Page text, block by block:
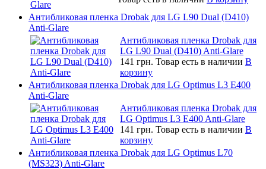
Антибликовая пленка Drobak для LG L90 Dual (D410)
Anti-Glare
Антибликовая пленка Drobak для
LG L90 Dual (D410) Anti-Glare
141 грн. Товар есть в наличии В
корзину
Антибликовая пленка Drobak для LG Optimus L3 E400
Anti-Glare
Антибликовая пленка Drobak для
LG Optimus L3 E400 Anti-Glare
141 грн. Товар есть в наличии В
корзину
Антибликовая пленка Drobak для LG Optimus L70
(MS323) Anti-Glare